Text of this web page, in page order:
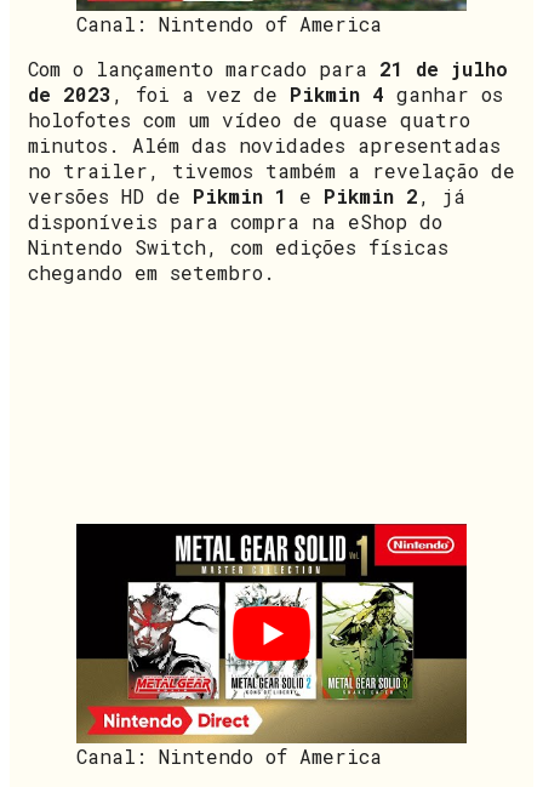
Canal: Nintendo of America
Com o lançamento marcado para 21 de julho
de 2023, foi a vez de Pikmin 4 ganhar os
holofotes com um vídeo de quase quatro
minutos. Além das novidades apresentadas
no trailer, tivemos também a revelação de
versões HD de Pikmin 1 e Pikmin 2, já
disponíveis para compra na eShop do
Nintendo Switch, com edições físicas
chegando em setembro.
Canal: Nintendo of America